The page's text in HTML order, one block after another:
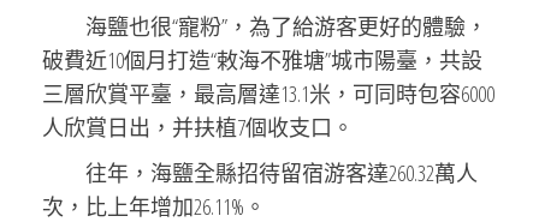
海鹽也很“寵粉”，為了給游客更好的體驗，
破費近10個月打造“敕海不雅塘”城市陽臺，共設
三層欣賞平臺，最高層達13.1米，可同時包容6000
人欣賞日出，并扶植7個收支口。
往年，海鹽全縣招待留宿游客達260.32萬人
次，比上年增加26.11%。